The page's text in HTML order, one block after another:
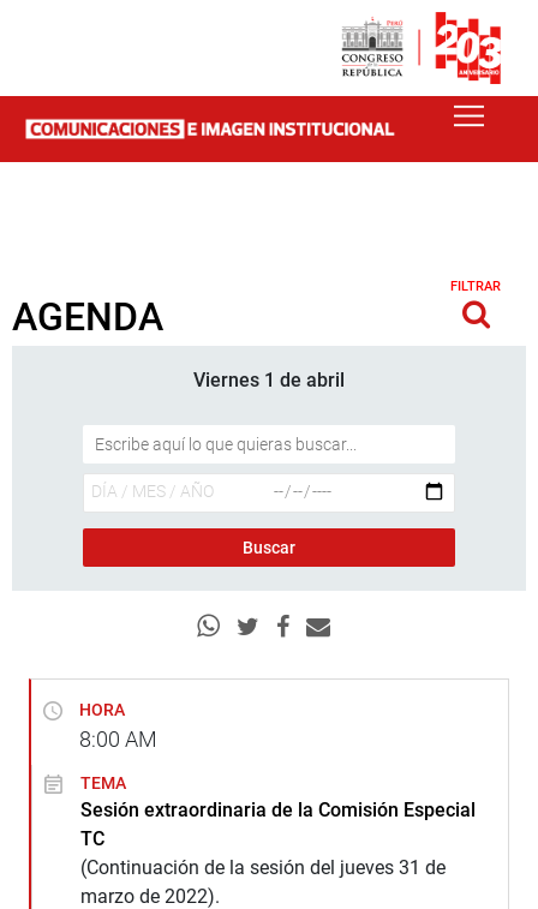
AGENDA
FILTRAR
Viernes 1 de abril
HORA
8:00 AM
TEMA
Sesión extraordinaria de la Comisión Especial
TC
(Continuación de la sesión del jueves 31 de
marzo de 2022).